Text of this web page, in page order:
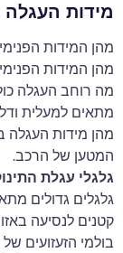
מידות העגלה
מהן המידות
מהן המידות
מה רוחב העגלה
מתאים למעלית
מהן מידות
המטען של הרכב.
גלגלי עגלת
גלגלים גדולים
קטנים לנסיעה
בולמי הזעזועים